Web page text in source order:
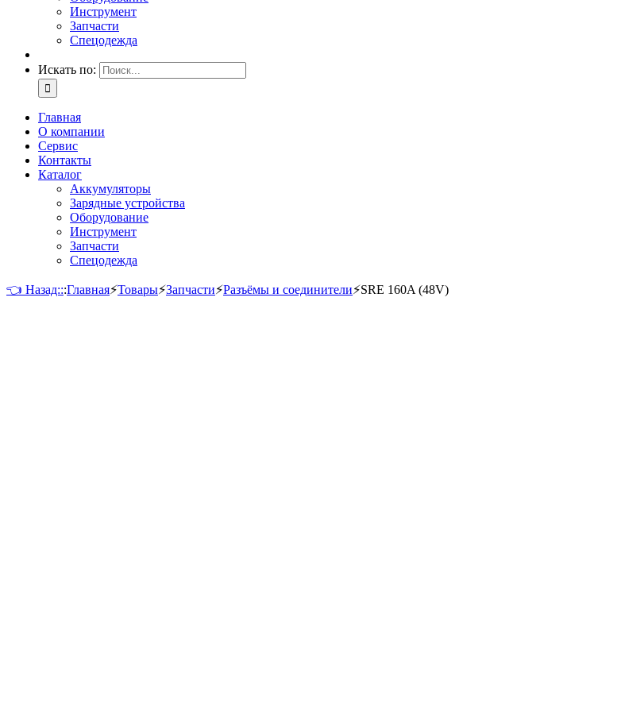
Инструмент
Запчасти
Спецодежда
Искать по:
Главная
О компании
Сервис
Контакты
Каталог
Аккумуляторы
Зарядные устройства
Оборудование
Инструмент
Запчасти
Спецодежда
👈 Назад:::Главная⚡Товары⚡Запчасти⚡Разъёмы и соединители⚡SRE 160A (48V)